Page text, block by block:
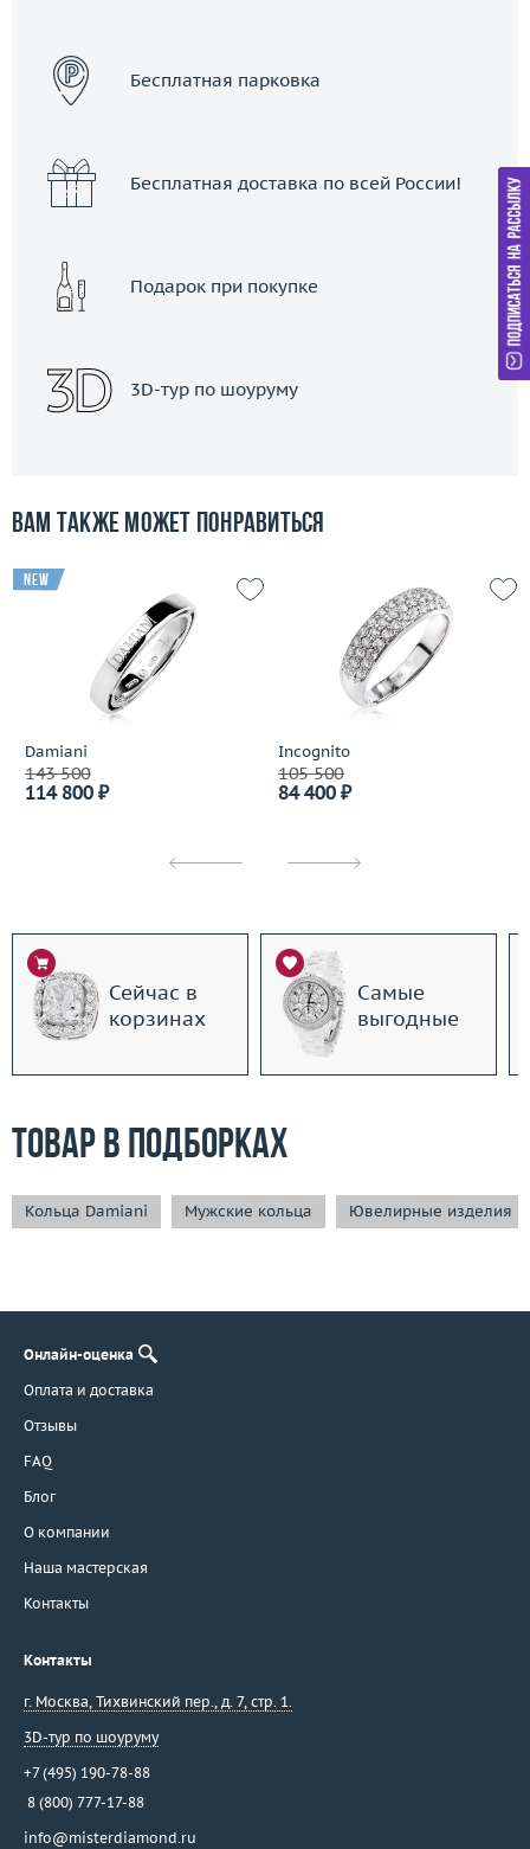
Бесплатная парковка
Бесплатная доставка по всей России!
Подарок при покупке
3D-тур по шоуруму
Вам также может понравиться
Damiani
143 500
114 800 ₽
new
Incognito
105 500
84 400 ₽
Сейчас в
корзинах
Самые
выгодные
Товар в подборках
Кольца Damiani Мужские кольца Ювелирные изделия
Онлайн-оценка
Оплата и доставка
Отзывы
FAQ
Блог
О компании
Наша мастерская
Контакты
Контакты
г. Москва, Тихвинский пер., д. 7, стр. 1.
3D-тур по шоуруму
+7 (495) 190-78-88
8 (800) 777-17-88
info@misterdiamond.ru